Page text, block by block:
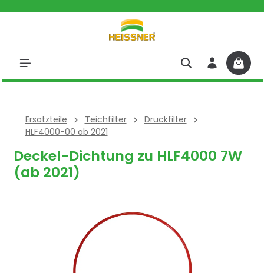
Ersatzteile Teichfilter
Druckfilter
HLF4000-00 ab 2021
Deckel-Dichtung zu HLF4000 7W
(ab 2021)